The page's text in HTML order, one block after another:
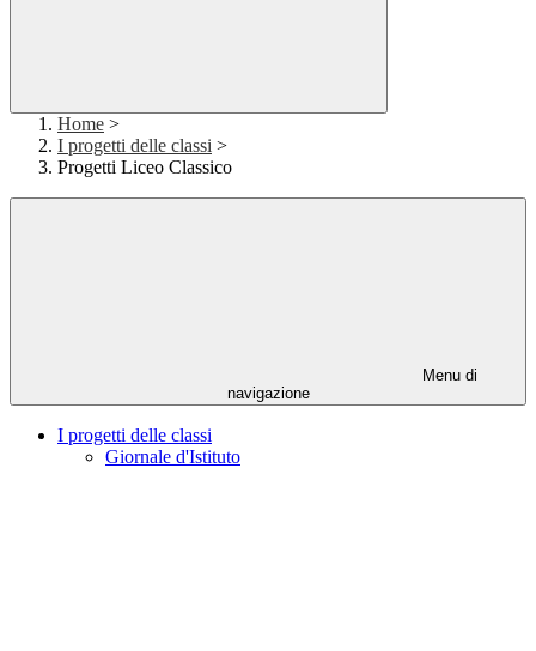
Home >
I progetti delle classi >
Progetti Liceo Classico
Menu di
navigazione
I progetti delle classi
Giornale d'Istituto